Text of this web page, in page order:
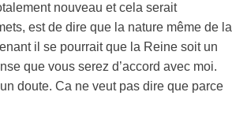
nouveau et cela serait
est de dire que la nature même de la
il se pourrait que la Reine soit un
que vous serez d’accord avec moi.
doute. Ca ne veut pas dire que parce